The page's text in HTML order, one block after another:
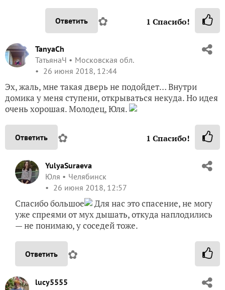
Ответить ✿ 1 Спасибо!
TanyaCh
ТатьянаЧ
Московская обл.
26 июня 2018, 12:44
Эх, жаль, мне такая дверь не подойдет… Внутри
домика у меня ступени, открываться некуда. Но идея
очень хорошая. Молодец, Юля.
Ответить ✿ 1 Спасибо!
YulyaSuraeva
Юля
Челябинск
26 июня 2018, 12:57
Спасибо большое
Для нас это спасение, не могу
уже спреями от мух дышать, откуда наплодились
— не понимаю, у соседей тоже.
Ответить ✿
lucy5555